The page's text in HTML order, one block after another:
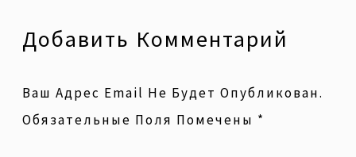
Добавить Комментарий
Ваш Адрес Email Не Будет Опубликован.
Обязательные Поля Помечены *